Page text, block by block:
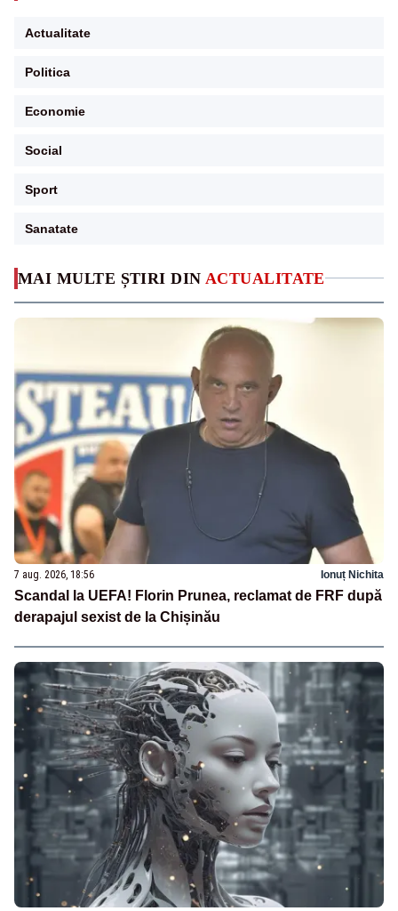
MAI MULTE ȘTIRI DIN ACTUALITATE
7 aug. 2026, 18:56 Ionuț Nichita
Scandal la UEFA! Florin Prunea, reclamat de FRF după
derapajul sexist de la Chișinău
Actualitate
Politica
Economie
Social
Sport
Sanatate